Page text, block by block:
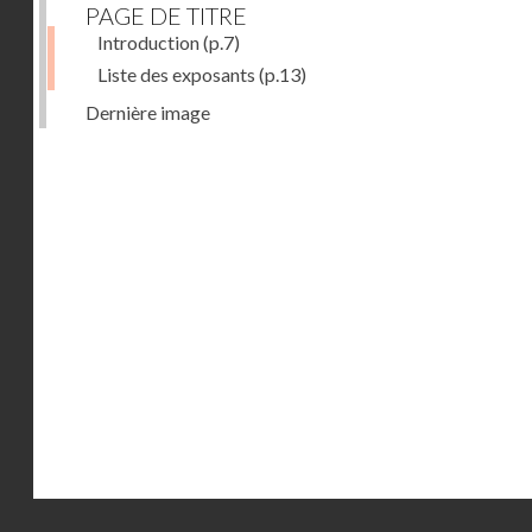
PAGE DE TITRE
Introduction(p.7)
Liste des exposants (p.13)
Dernière image